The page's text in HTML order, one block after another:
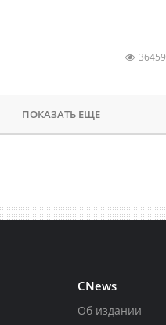
36459
ПОКАЗАТЬ ЕЩЕ
CNews
Об издании